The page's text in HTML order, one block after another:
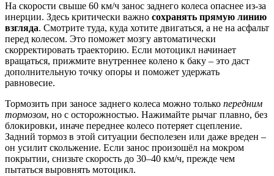
На скорости свыше 60 км/ч занос заднего колеса опаснее из-за
инерции. Здесь критически важно сохранять прямую линию
взгляда. Смотрите туда, куда хотите двигаться, а не на асфальт
перед колесом. Это поможет мозгу автоматически
скорректировать траекторию. Если мотоцикл начинает
вращаться, прижмите внутреннее колено к баку – это даст
дополнительную точку опоры и поможет удержать
равновесие.
Тормозить при заносе заднего колеса можно только передним
тормозом, но с осторожностью. Нажимайте рычаг плавно, без
блокировки, иначе переднее колесо потеряет сцепление.
Задний тормоз в этой ситуации бесполезен или даже вреден –
он усилит скольжение. Если занос произошёл на мокром
покрытии, снизьте скорость до 30–40 км/ч, прежде чем
пытаться выровнять мотоцикл.